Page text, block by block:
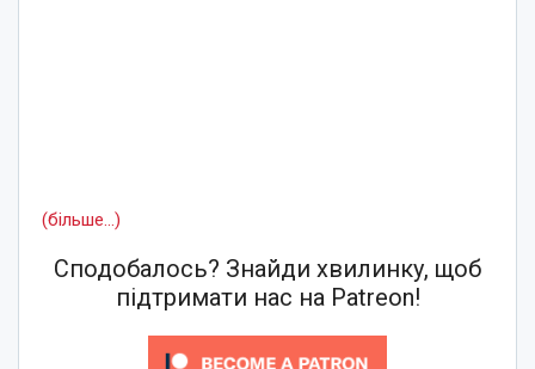
(більше…)
Сподобалось? Знайди хвилинку, щоб
підтримати нас на Patreon!